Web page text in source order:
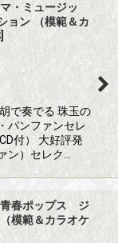
・ミュージッ
ョン （模範＆カ
で奏でる 珠玉の
パンファンセレ
付） 大好評発
ン）セレク…
春ポップス ジ
模範＆カラオケ